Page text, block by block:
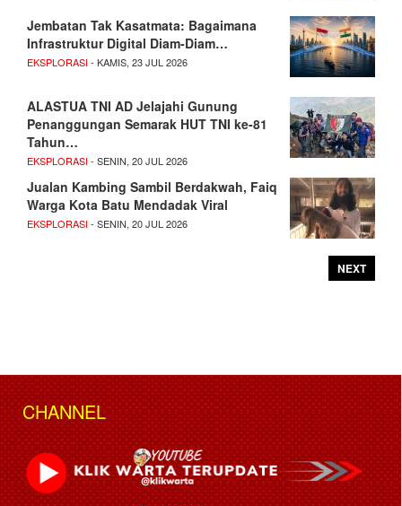
Jembatan Tak Kasatmata: Bagaimana
Infrastruktur Digital Diam-Diam…
EKSPLORASI- KAMIS, 23 JUL 2026
ALASTUA TNI AD Jelajahi Gunung
Penanggungan Semarak HUT TNI ke-81
Tahun…
EKSPLORASI- SENIN, 20 JUL 2026
Jualan Kambing Sambil Berdakwah, Faiq
Warga Kota Batu Mendadak Viral
EKSPLORASI- SENIN, 20 JUL 2026
NEXT
CHANNEL